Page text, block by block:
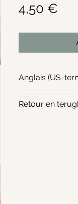
4,50 €
Anglais (US-
Retour en